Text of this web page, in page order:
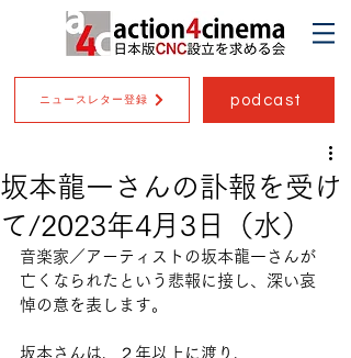
ニュースレター登録 podcast
坂本龍一さんの訃報を受け
て/2023年4月3日（水）
音楽家／アーティストの坂本龍一さんが
亡くなられたという悲報に接し、深い哀
悼の意を表します。
坂本さんは、２年以上に渡り、